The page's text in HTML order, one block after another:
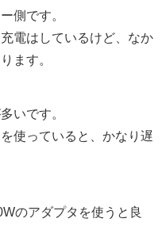
側です。
電はしているけど、なか
ます。
いです。
使っていると、かなり遅
のアダプタを使うと良